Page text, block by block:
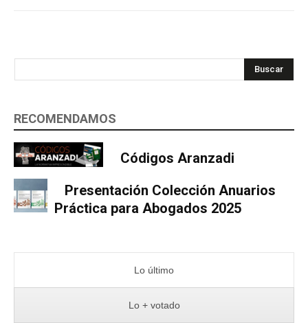
Buscar
RECOMENDAMOS
Códigos Aranzadi
Presentación Colección Anuarios
Práctica para Abogados 2025
Lo último
Lo + votado